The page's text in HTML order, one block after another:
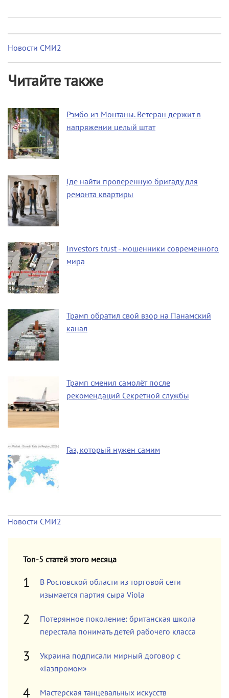
Новости СМИ2
Читайте также
Рэмбо из Монтаны. Ветеран держит в
напряжении целый штат
Где найти проверенную бригаду для
ремонта квартиры
Investors trust - мошенники современного
мира
Трамп обратил свой взор на Панамский
канал
Трамп сменил самолёт после
рекомендаций Секретной службы
Газ, который нужен самим
Новости СМИ2
Топ-5 статей этого месяца
В Ростовской области из торговой сети
изымается партия сыра Viola
Потерянное поколение: британская школа
перестала понимать детей рабочего класса
Украина подписали мирный договор с
«Газпромом»
Мастерская танцевальных искусств